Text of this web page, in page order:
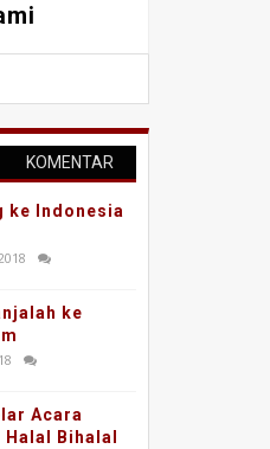
KOMENTAR
ke Indonesia
ke
Acara
Bihalal